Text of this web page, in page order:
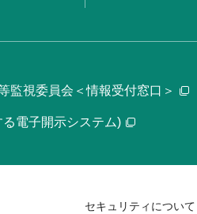
監視委員会＜情報受付窓口＞
電子開示システム)
セキュリティについて